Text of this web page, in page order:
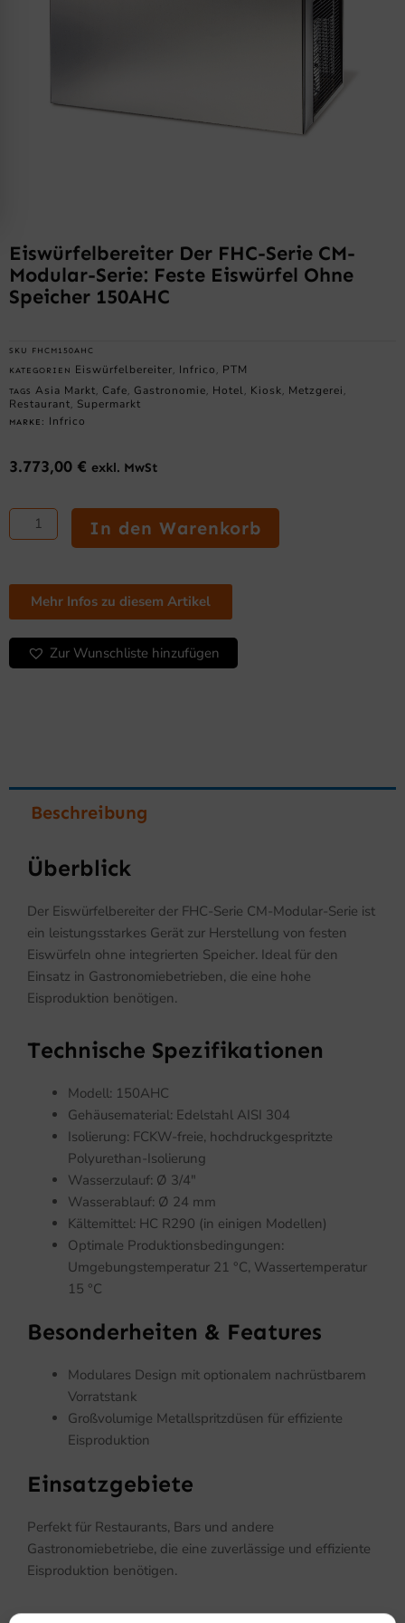
Eiswürfelbereiter Der FHC-Serie CM-
Modular-Serie: Feste Eiswürfel Ohne
Speicher 150AHC
SKU FHCM150AHC
KATEGORIEN Eiswürfelbereiter , Infrico , PTM
TAGS Asia Markt , Cafe , Gastronomie , Hotel , Kiosk , Metzgerei ,
Restaurant , Supermarkt
MARKE: Infrico
3.773,00 € exkl. MwSt
Eiswürfelbereiter
FHC-
CM-
Modular-
Serie:
Feste
Eiswürfel
In den Warenkorb
Mehr Infos zu diesem Artikel
Zur Wunschliste hinzufügen
Beschreibung
Überblick
Der Eiswürfelbereiter der FHC-Serie CM-Modular-Serie ist
ein leistungsstarkes Gerät zur Herstellung von festen
Eiswürfeln ohne integrierten Speicher. Ideal für den
Einsatz in Gastronomiebetrieben, die eine hohe
Eisproduktion benötigen.
Technische Spezifikationen
Modell: 150AHC
Gehäusematerial: Edelstahl AISI 304
Isolierung: FCKW-freie, hochdruckgespritzte
Polyurethan-Isolierung
Wasserzulauf: Ø 3/4″
Wasserablauf: Ø 24 mm
Kältemittel: HC R290 (in einigen Modellen)
Optimale Produktionsbedingungen:
Umgebungstemperatur 21 °C, Wassertemperatur
15 °C
Besonderheiten & Features
Modulares Design mit optionalem nachrüstbarem
Vorratstank
Großvolumige Metallspritzdüsen für effiziente
Eisproduktion
Einsatzgebiete
Perfekt für Restaurants, Bars und andere
Gastronomiebetriebe, die eine zuverlässige und effiziente
Eisproduktion benötigen.